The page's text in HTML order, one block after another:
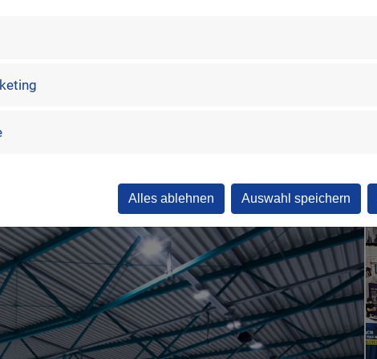
Alles ablehnen Auswahl speichern